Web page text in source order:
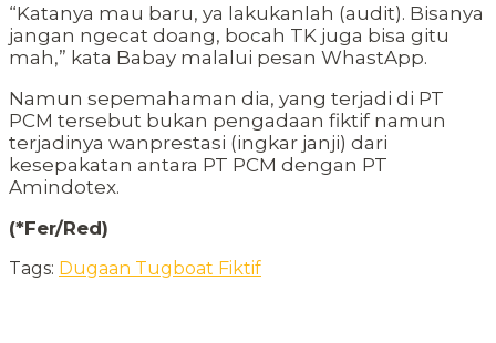
“Katanya mau baru, ya lakukanlah (audit). Bisanya
jangan ngecat doang, bocah TK juga bisa gitu
mah,” kata Babay malalui pesan WhastApp.
Namun sepemahaman dia, yang terjadi di PT
PCM tersebut bukan pengadaan fiktif namun
terjadinya wanprestasi (ingkar janji) dari
kesepakatan antara PT PCM dengan PT
Amindotex.
(*Fer/Red)
Tags: Dugaan Tugboat Fiktif